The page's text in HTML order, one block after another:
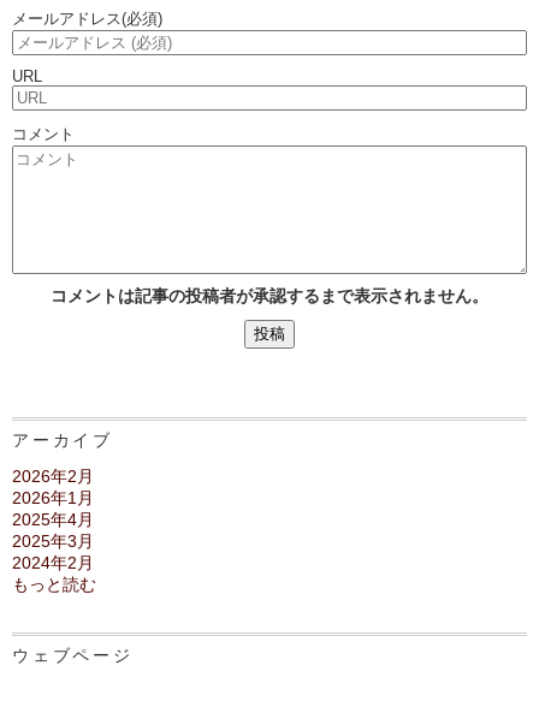
メールアドレス(必須)
URL
コメント
コメントは記事の投稿者が承認するまで表示されません。
アーカイブ
2026年2月
2026年1月
2025年4月
2025年3月
2024年2月
もっと読む
ウェブページ